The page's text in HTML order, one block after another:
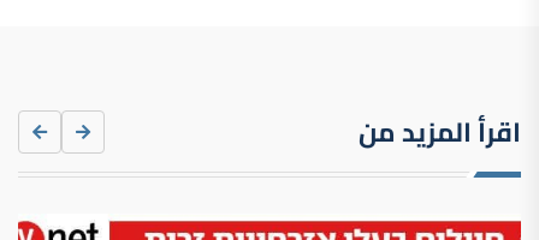
اقرأ المزيد من